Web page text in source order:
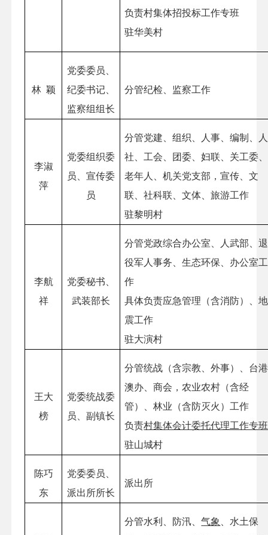
负责村集体招投标工作专班
驻华美村
林 颖
党委委员、
纪委书记、
监察组组长
分管纪检、监察工作
李淑
萍
党委组织委
员、宣传委
员
分管党建、组织、人事、编制、人
社、工会、团委、妇联、关工委、
老年人、机关党支部，宣传、文
联、社科联、文体、旅游工作
驻黎明村
李航
祥
党委秘书、
武装部长
分管党政综合办公室、人武部、退
役军人事务、生态环保、办公室工
作
具体负责应急管理（含消防）、地
震工作
驻大演村
王大
榜
党委统战委
员、副镇长
分管统战（含宗教、外事）、台港
澳办、商会，农业农村（含经
管）、林业（含防灭火）工作
负责村集体会计委托代理工作专班
驻山城村
陈巧
东
党委委员、
派出所所长
派出所
分管水利、防汛、气象、水土保